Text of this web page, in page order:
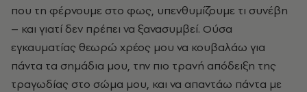
που τη φέρνουμε στο φως, υπενθυμίζουμε τι συνέβη
– και γιατί δεν πρέπει να ξανασυμβεί. Ούσα
εγκαυματίας θεωρώ χρέος μου να κουβαλάω για
πάντα τα σημάδια μου, την πιο τρανή απόδειξη της
τραγωδίας στο σώμα μου, και να απαντάω πάντα με